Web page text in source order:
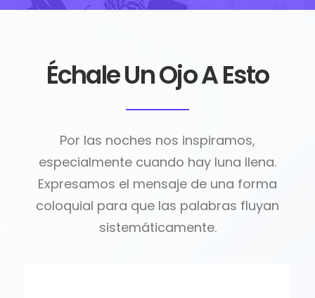
Échale Un Ojo A Esto
Por las noches nos inspiramos,
especialmente cuando hay luna llena.
Expresamos el mensaje de una forma
coloquial para que las palabras fluyan
sistemáticamente.